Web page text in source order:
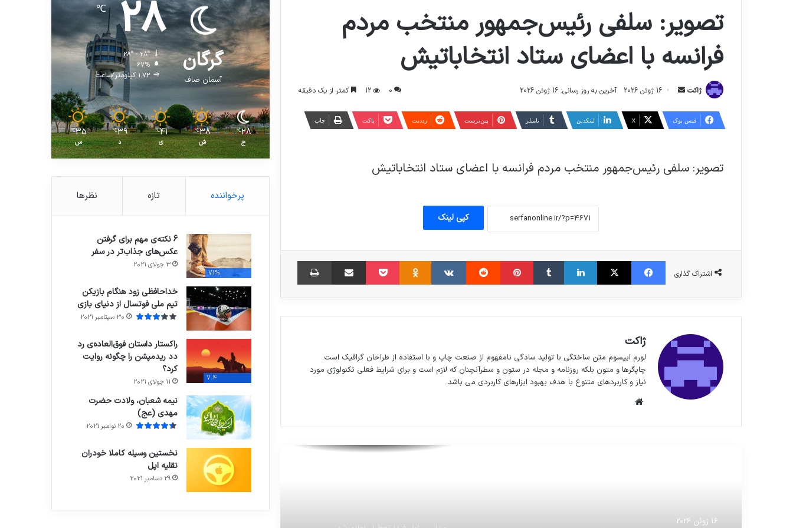
تصویر: سلفی رئیس‌جمهور منتخب مردم
فرانسه با اعضای ستاد انتخاباتیش
ژاکت
ارسال 16 ژوئن 2026 آخرین به روز رسانی: 16 ژوئن 2026 0
12 کمتر از یک دقیقه
فیس بوک X لینکدین ‫تامبلر ‫پین‌ترست ‫رددیت پاکت چاپ
تصویر: سلفی رئیس‌جمهور منتخب مردم فرانسه با اعضای ستاد انتخاباتیش
کپی لینک
اشتراک گذاری
فیس بوک X لینکدین ‫تامبلر ‫پین‌ترست ‫رددیت ‫VKontakte
‫Odnoklassniki
پاکت اشتراک گذاری از طریق ایمیل چاپ
ژاکت
لورم ایپسوم متن ساختگی با تولید سادگی نامفهوم از صنعت چاپ و با استفاده از طراحان گرافیک است.
چاپگرها و متون بلکه روزنامه و مجله در ستون و سطرآنچنان که لازم است و برای شرایط فعلی تکنولوژی مورد
نیاز و کاربردهای متنوع با هدف بهبود ابزارهای کاربردی می باشد.
16 ژوئن 2026
کارنامه یک‌سال فشار حداکثری علیه ایران
گرگان
آسمان صاف
28
℃
28º - 28º
67%
1.72 کیلومتر/ساعت
28
℃
ج
38
℃
ش
41
℃
ی
39
℃
د
35
℃
س
پرخواننده تازه نظرها
71%
6 نکته‌ی مهم برای گرفتن
عکس‌های جذاب‌تر در سفر
3 جولای 2021
خداحافظی زود هنگام بازیکن
تیم ملی فوتسال از دنیای بازی
30 سپتامبر 2021
7.4
راکستار داستان فوق‌العاده‌ی رد
دد ریدمپشن را چگونه روایت
کرد؟
11 جولای 2021
نیمه شعبان، ولادت حضرت
مهدی (عج)
20 نوامبر 2021
نخستین وسیله کاملا خودران
نقلیه اپل
29 دسامبر 2021